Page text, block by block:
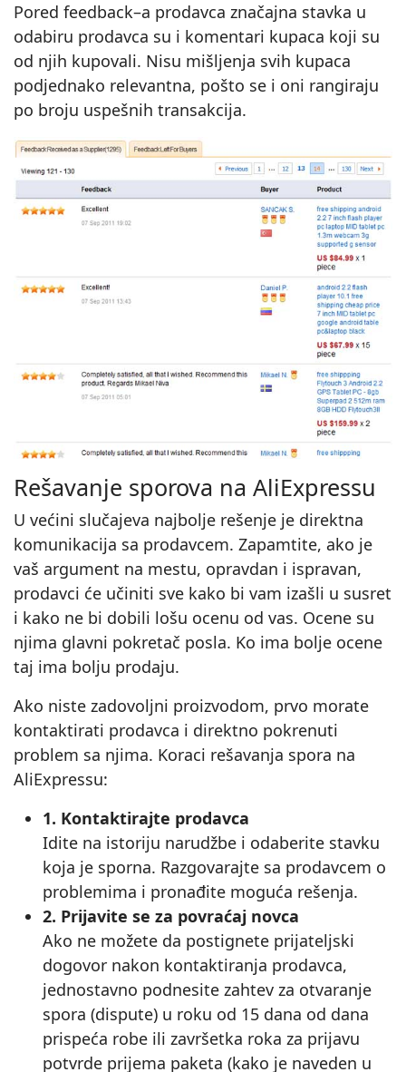
Pored feedback–a prodavca značajna stavka u
odabiru prodavca su i komentari kupaca koji su
od njih kupovali. Nisu mišljenja svih kupaca
podjednako relevantna, pošto se i oni rangiraju
po broju uspešnih transakcija.
Rešavanje sporova na AliExpressu
U većini slučajeva najbolje rešenje je direktna
komunikacija sa prodavcem. Zapamtite, ako je
vaš argument na mestu, opravdan i ispravan,
prodavci će učiniti sve kako bi vam izašli u susret
i kako ne bi dobili lošu ocenu od vas. Ocene su
njima glavni pokretač posla. Ko ima bolje ocene
taj ima bolju prodaju.
Ako niste zadovoljni proizvodom, prvo morate
kontaktirati prodavca i direktno pokrenuti
problem sa njima. Koraci rešavanja spora na
AliExpressu:
1. Kontaktirajte prodavca
Idite na istoriju narudžbe i odaberite stavku
koja je sporna. Razgovarajte sa prodavcem o
problemima i pronađite moguća rešenja.
2. Prijavite se za povraćaj novca
Ako ne možete da postignete prijateljski
dogovor nakon kontaktiranja prodavca,
jednostavno podnesite zahtev za otvaranje
spora (dispute) u roku od 15 dana od dana
prispeća robe ili završetka roka za prijavu
potvrde prijema paketa (kako je naveden u